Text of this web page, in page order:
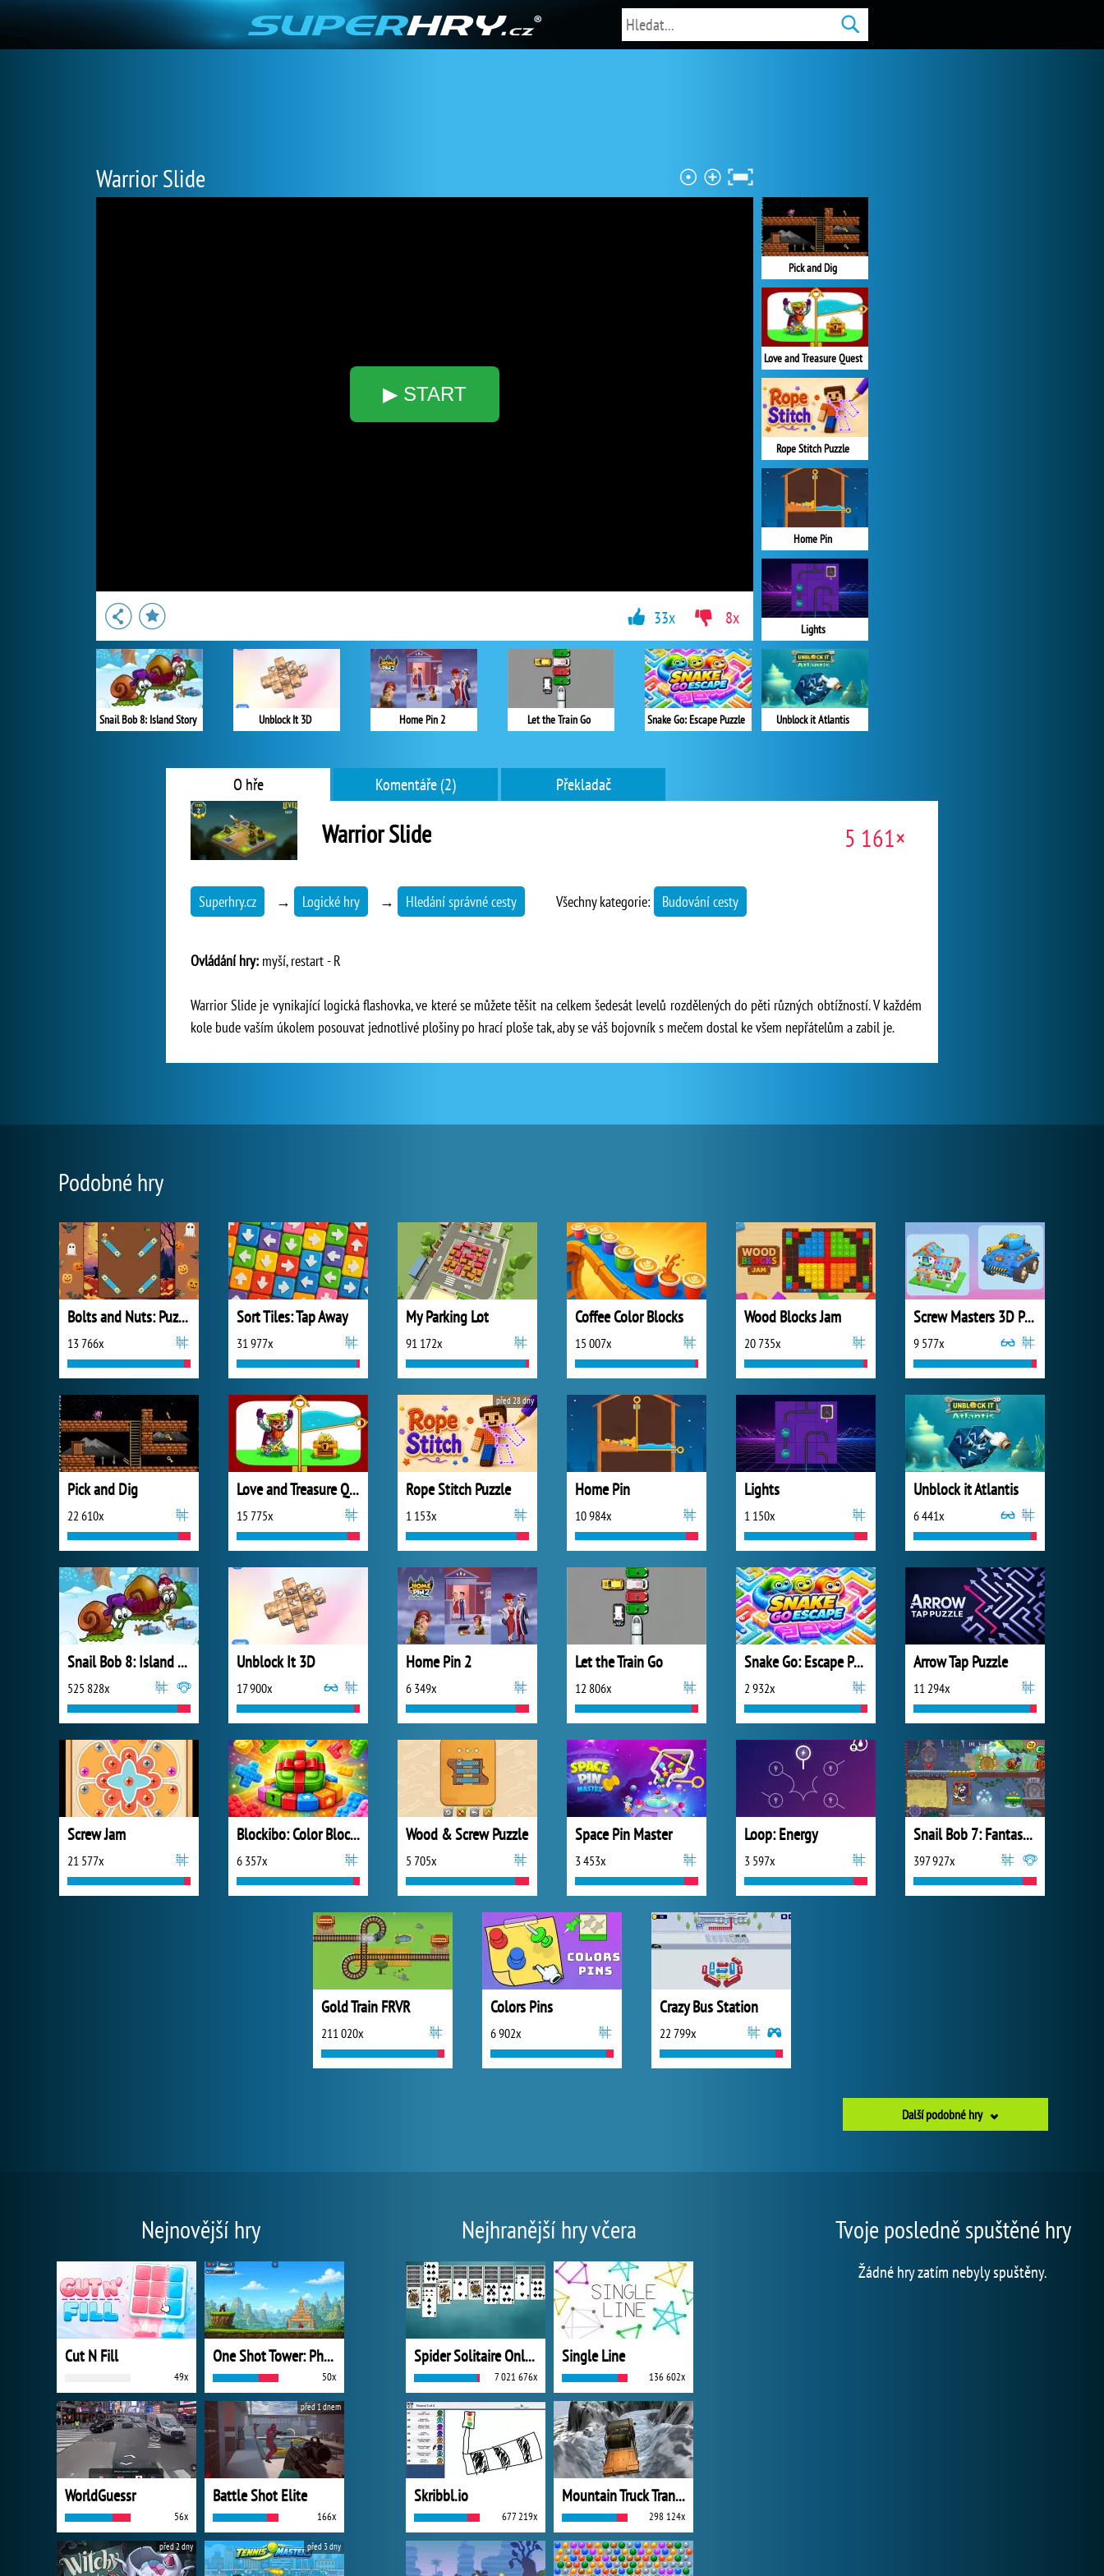
Warrior Slide
▶ START
Pick and Dig
Love and Treasure Quest
Rope Stitch Puzzle
Home Pin
Lights
Unblock it Atlantis
Snail Bob 8: Island Story Unblock It 3D Home Pin 2 Let the Train Go Snake Go: Escape Puzzle
33x 8x
O hře Komentáře (2) Překladač
Warrior Slide 5 161×
Superhry.cz → Logické hry → Hledání správné cesty Všechny kategorie: Budování cesty
Ovládání hry: myší, restart - R
Warrior Slide je vynikající logická flashovka, ve které se můžete těšit na celkem šedesát levelů rozdělených do pěti různých obtížností. V každém
kole bude vaším úkolem posouvat jednotlivé plošiny po hrací ploše tak, aby se váš bojovník s mečem dostal ke všem nepřátelům a zabil je.
Podobné hry
Bolts and Nuts: Puzzle
13 766x
Sort Tiles: Tap Away
31 977x
My Parking Lot
91 172x
Coffee Color Blocks
15 007x
Wood Blocks Jam
20 735x
Screw Masters 3D Puzzle
9 577x
Pick and Dig
22 610x
Love and Treasure Quest
15 775x
Rope Stitch Puzzle
1 153x
před 28 dny
Home Pin
10 984x
Lights
1 150x
Unblock it Atlantis
6 441x
Snail Bob 8: Island Story
525 828x
Unblock It 3D
17 900x
Home Pin 2
6 349x
Let the Train Go
12 806x
Snake Go: Escape Puzzle
2 932x
Arrow Tap Puzzle
11 294x
Screw Jam
21 577x
Blockibo: Color Blocks
6 357x
Wood & Screw Puzzle
5 705x
Space Pin Master
3 453x
Loop: Energy
3 597x
Snail Bob 7: Fantasy Story
397 927x
Gold Train FRVR
211 020x
Colors Pins
6 902x
Crazy Bus Station
22 799x
Další podobné hry
Nejnovější hry
Cut N Fill
49x
One Shot Tower: Physics Destroyer
50x
WorldGuessr
56x
Battle Shot Elite
166x
před 1 dnem
před 2 dny před 3 dny
Nejhranější hry včera
Spider Solitaire Online
7 021 676x
Single Line
136 602x
Skribbl.io
677 219x
Mountain Truck Transport
298 124x
Tvoje posledně spuštěné hry
Žádné hry zatím nebyly spuštěny.